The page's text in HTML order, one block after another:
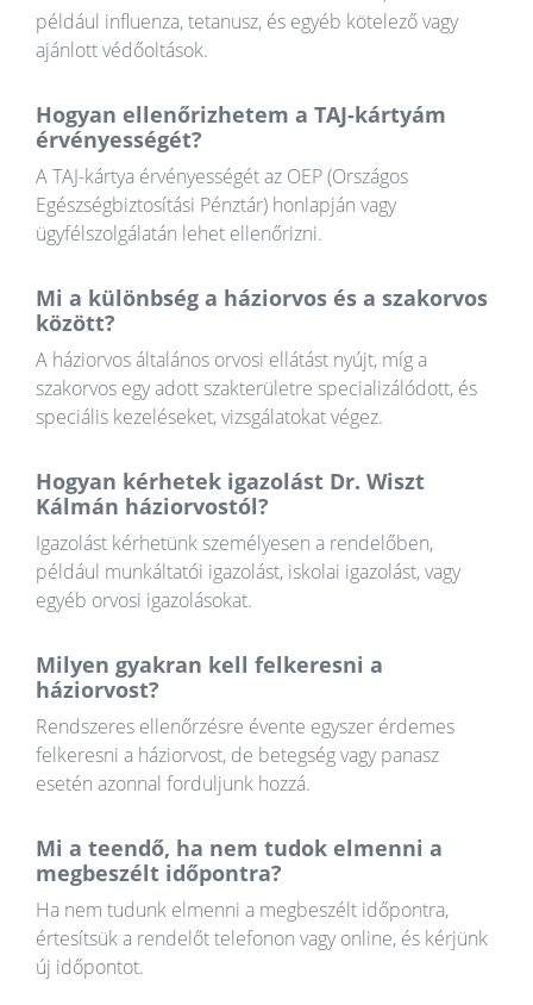
például influenza, tetanusz, és egyéb kötelező vagy
ajánlott védőoltások.
Hogyan ellenőrizhetem a TAJ-kártyám
érvényességét?
A TAJ-kártya érvényességét az OEP (Országos
Egészségbiztosítási Pénztár) honlapján vagy
ügyfélszolgálatán lehet ellenőrizni.
Mi a különbség a háziorvos és a szakorvos
között?
A háziorvos általános orvosi ellátást nyújt, míg a
szakorvos egy adott szakterületre specializálódott, és
speciális kezeléseket, vizsgálatokat végez.
Hogyan kérhetek igazolást Dr. Wiszt
Kálmán háziorvostól?
Igazolást kérhetünk személyesen a rendelőben,
például munkáltatói igazolást, iskolai igazolást, vagy
egyéb orvosi igazolásokat.
Milyen gyakran kell felkeresni a
háziorvost?
Rendszeres ellenőrzésre évente egyszer érdemes
felkeresni a háziorvost, de betegség vagy panasz
esetén azonnal forduljunk hozzá.
Mi a teendő, ha nem tudok elmenni a
megbeszélt időpontra?
Ha nem tudunk elmenni a megbeszélt időpontra,
értesítsük a rendelőt telefonon vagy online, és kérjünk
új időpontot.